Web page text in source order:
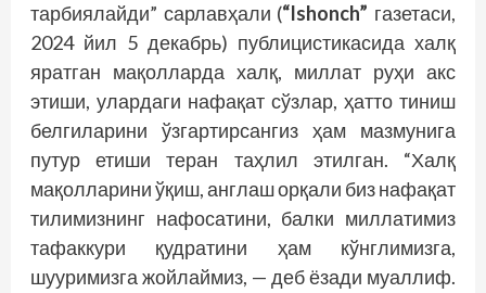
тарбиялайди” сарлавҳали (“Ishonch” газетаси,
2024 йил 5 декабрь) публицистикасида халқ
яратган мақолларда халқ, миллат руҳи акс
этиши, улардаги нафақат сўзлар, ҳатто тиниш
белгиларини ўзгартирсангиз ҳам мазмунига
путур етиши теран таҳлил этилган. “Халқ
мақолларини ўқиш, англаш орқали биз нафақат
тилимизнинг нафосатини, балки миллатимиз
тафаккури қудратини ҳам кўнглимизга,
шууримизга жойлаймиз, — деб ёзади муаллиф.